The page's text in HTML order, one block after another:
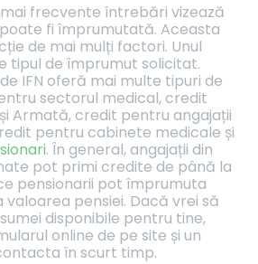
frecvente întrebări vizează
fi împrumutată. Aceasta
de mai mulți factori. Unul
tipul de împrumut solicitat.
IFN oferă mai multe tipuri de
sectorul medical, credit
Armată, credit pentru angajații
pentru cabinete medicale și
. În general, angajații din
pot primi credite de până la
pensionarii pot împrumuta
pensiei. Dacă vrei să
disponibile pentru tine,
online de pe site și un
în scurt timp.